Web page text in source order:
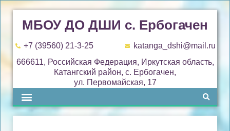
МБОУ ДО ДШИ с. Ербогачен
+7 (39560) 21-3-25
katanga_dshi@mail.ru
666611, Российская Федерация, Иркутская область,
Катангский район, с. Ербогачен,
ул. Первомайская, 17